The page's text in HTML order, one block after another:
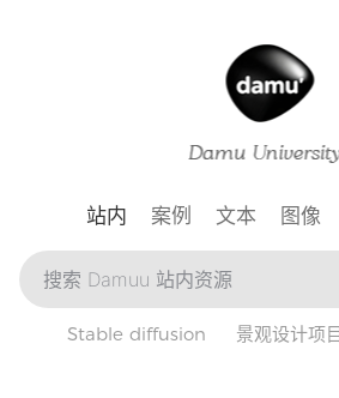
站内 案例 文本 图像
Stable diffusion 景观设计项